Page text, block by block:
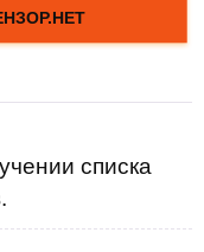
списка